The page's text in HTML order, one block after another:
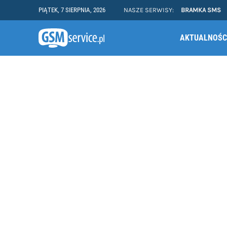
PIĄTEK, 7 SIERPNIA, 2026 NASZE SERWISY: BRAMKA SMS